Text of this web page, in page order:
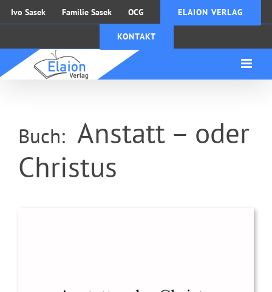
Zum
Inhalt
Ivo Sasek Familie Sasek OCG ELAION VERLAG
KONTAKT
Buch: Anstatt – oder
Christus